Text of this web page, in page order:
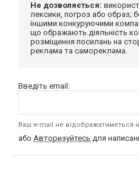
Не дозволяється:
лексики, погроз або образ;
іншими конкуруючими
що ображають діяльність
розміщення посилань на
реклама та самореклама.
Введіть email:
Ваш e-mail не відображатиметься
або Авторизуйтесь для